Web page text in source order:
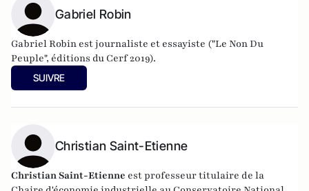
Gabriel Robin
Gabriel Robin est journaliste et essayiste ("Le Non Du
Peuple", éditions du Cerf 2019).
SUIVRE
Christian Saint-Etienne
Christian Saint-Etienne est professeur titulaire de la